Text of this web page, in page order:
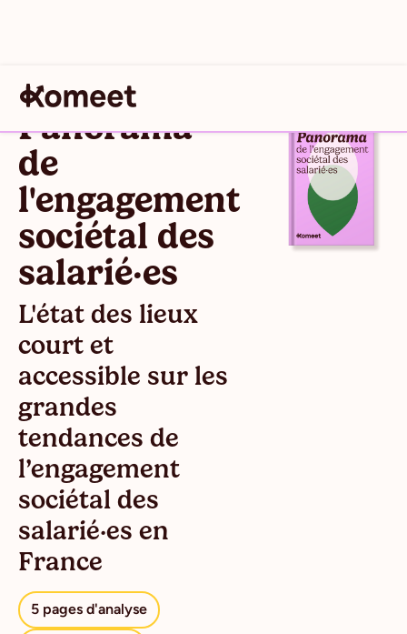
Panorama
de
l'engagement
sociétal des
salarié·es
L'état des lieux
court et
accessible sur les
grandes
tendances de
l’engagement
sociétal des
salarié·es en
France
5 pages d'analyse